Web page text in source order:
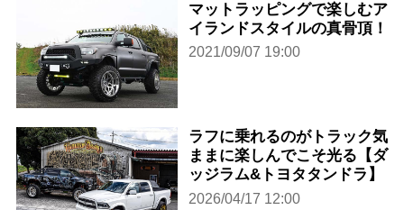
マットラッピングで楽しむア
イランドスタイルの真骨頂！
2021/09/07 19:00
ラフに乗れるのがトラック気
ままに楽しんでこそ光る【ダ
ッジラム&トヨタタンドラ】
2026/04/17 12:00